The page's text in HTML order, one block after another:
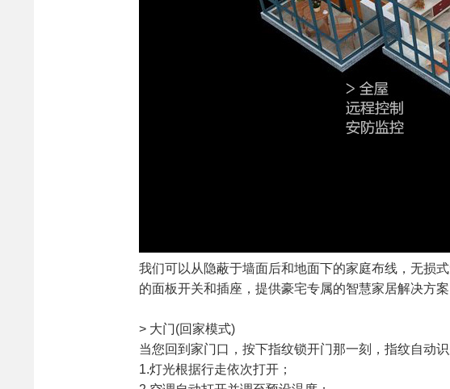
我们可以从隐蔽于墙面后和地面下的家庭布线，无损
的面板开关和插座，提供豪宅专属的智慧家居解决方
> 大门(回家模式)
当您回到家门口，按下指纹锁开门那一刻，指纹自动
1.灯光根据行走依次打开；